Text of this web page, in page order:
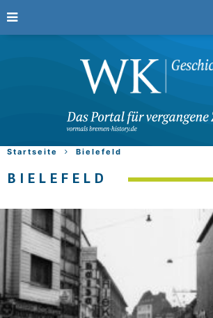
Startseite Bielefeld
BIELEFELD